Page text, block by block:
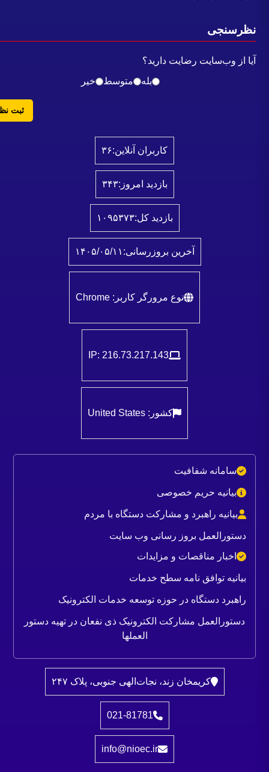
از وب‌سایت رضایت دارید؟
بله
متوسط خیر
ثبت نظر
کاربران آنلاین:۳۶
بازدید امروز: ۳۴۳
بازدید کل:۱۰۹۵۳۷۳
آخرین بروزرسانی:۱۴۰۵/۰۵/۱۱
نوع مرورگر کاربر: Chrome
IP: 216.73.217.143
کشور: United States
سامانه شفافیت
بیانیه حریم خصوصی
بیانیه راهبرد و مشارکت دستگاه با مردم
دستورالعمل بروز رسانی وب سایت
اخبار مناقصات و مزایدات
بیانیه توافق نامه سطح خدمات
راهبرد دستگاه در حوزه توسعه خدمات الکترونیک
دستورالعمل مشارکت الکترونیک ذی نفعان در تهیه دستور
العملها
کریمخان زند، نجات‌الهی جنوبی، پلاک ۲۴۷
021-81781
info@nioec.ir